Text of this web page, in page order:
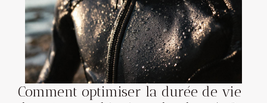
Comment optimiser la durée de vie